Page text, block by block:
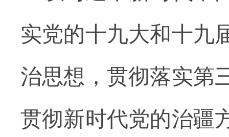
实党的十九大和十九
治思想，贯彻落实第
贯彻新时代党的治疆